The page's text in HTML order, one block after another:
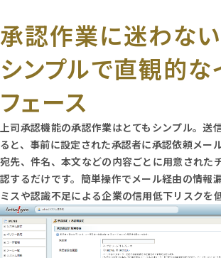
承認作業に迷わない
シンプルで直観的な
フェース
上司承認機能の承認作業はとてもシンプル。送
ると、事前に設定された承認者に承認依頼メー
宛先、件名、本文などの内容ごとに用意された
認するだけです。簡単操作でメール経由の情報
ミスや認識不足による企業の信用低下リスクを